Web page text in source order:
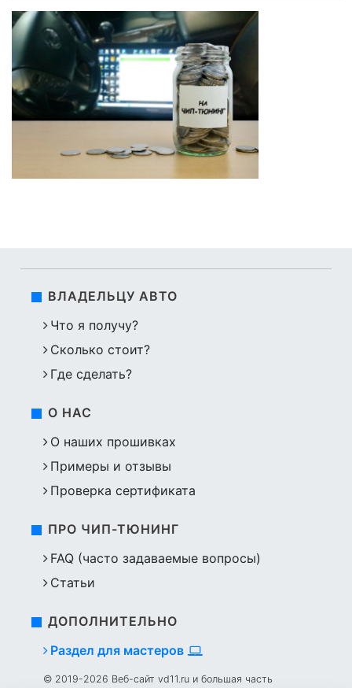
ВЛАДЕЛЬЦУ АВТО
Что я получу?
Сколько стоит?
Где сделать?
О НАС
О наших прошивках
Примеры и отзывы
Проверка сертификата
ПРО ЧИП-ТЮНИНГ
FAQ (часто задаваемые вопросы)
Статьи
ДОПОЛНИТЕЛЬНО
Раздел для мастеров
© 2019-2026 Веб-сайт vd11.ru и большая часть